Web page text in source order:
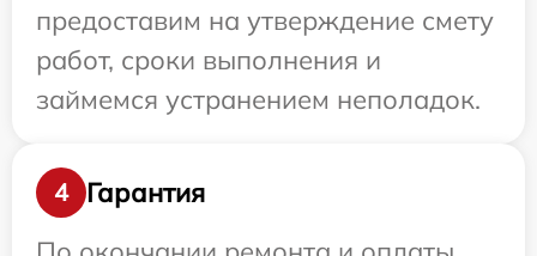
предоставим на утверждение смету
работ, сроки выполнения и
займемся устранением неполадок.
4
Гарантия